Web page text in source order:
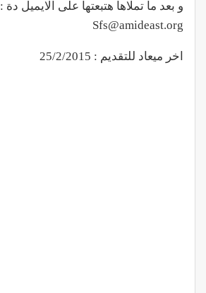
و بعد ما تملاها هتبعتها على الايميل دة :
Sfs@amideast.org
اخر ميعاد للتقديم : 25/2/2015